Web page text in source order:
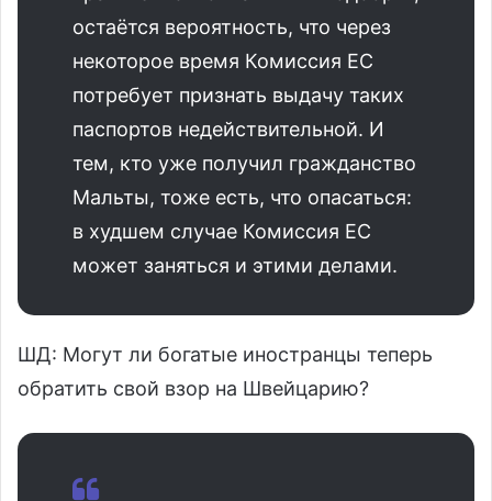
остаётся вероятность, что через
некоторое время Комиссия ЕС
потребует признать выдачу таких
паспортов недействительной. И
тем, кто уже получил гражданство
Мальты, тоже есть, что опасаться:
в худшем случае Комиссия ЕС
может заняться и этими делами.
ШД: Могут ли богатые иностранцы теперь
обратить свой взор на Швейцарию?